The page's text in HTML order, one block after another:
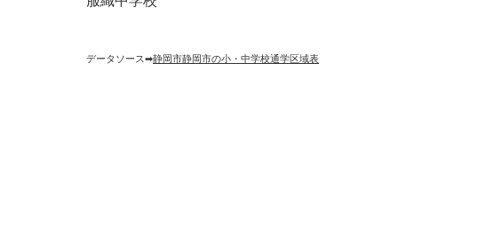
データソース➡︎静岡市静岡市の小・中学校通学区域表